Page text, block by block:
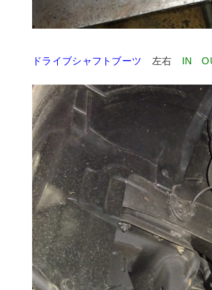
ドライブシャフトブーツ 左右 IN